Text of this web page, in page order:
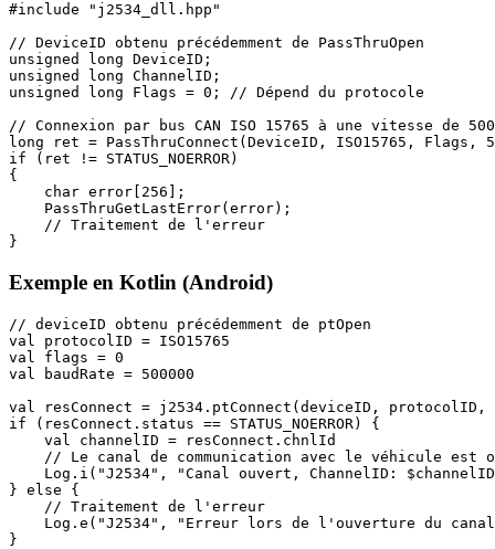
#include "j2534_dll.hpp"
// DeviceID obtenu précédemment de PassThruOpen
unsigned long DeviceID;
unsigned long ChannelID;
unsigned long Flags = 0; // Dépend du protocole
// Connexion par bus CAN ISO 15765 à une vitesse de
long ret = PassThruConnect(DeviceID, ISO15765, Flags,
if (ret != STATUS_NOERROR)
{
    char error[256];
    PassThruGetLastError(error);
    // Traitement de l'erreur
}
Exemple en Kotlin (Android)
// deviceID obtenu précédemment de ptOpen
val protocolID = ISO15765
val flags = 0
val baudRate = 500000
val resConnect = j2534.ptConnect(deviceID, protocolID,
if (resConnect.status == STATUS_NOERROR) {
    val channelID = resConnect.chnlId
// Le canal de communication avec le véhicule est
Log.i("J2534", "Canal ouvert, ChannelID:
} else {
    // Traitement de l'erreur
Log.e("J2534", "Erreur lors de l'ouverture du
}